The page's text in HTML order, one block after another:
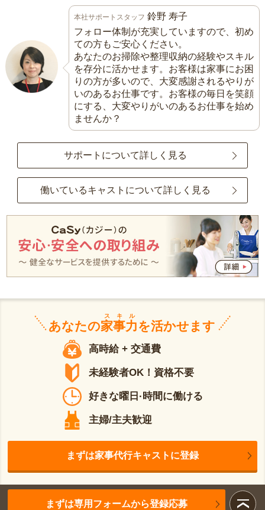
本社サポートスタッフ 鈴野 寿子
フォロー体制が充実していますので、初め
ての方もご安心ください。
あなたのお掃除や整理収納の経験やスキル
を存分に活かせます。お客様は家事にお困
りの方が多いので、大変感謝されるやりが
いのあるお仕事です。お客様の毎日を笑顔
にする、大変やりがいのあるお仕事を始め
ませんか？
サポートについて詳しく見る
働いているキャストについて詳しく見る
あなたの家事力
スキル
を活かせます
高時給 + 交通費
未経験者OK！資格不要
好きな曜日·時間に働ける
主婦/主夫歓迎
まずは家事代行キャストに登録
まずは専用フォームから登録応募